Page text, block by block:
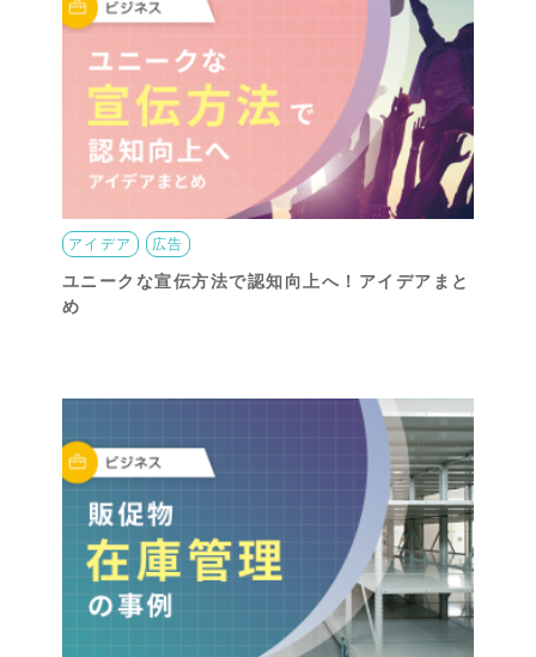
アイデア 広告
ユニークな宣伝方法で認知向上へ！アイデアまと
め